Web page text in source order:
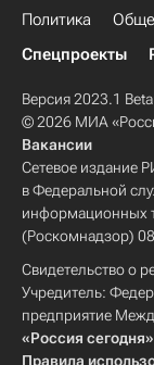
Политика
Спецпроекты
Версия 2023.1 Beta
© 2026 МИА
Вакансии
Сетевое издание
в Федеральной
информационных
(Роскомнадзор)
Свидетельство о
Учредитель:
предприятие
«Россия сегодня»
Правила